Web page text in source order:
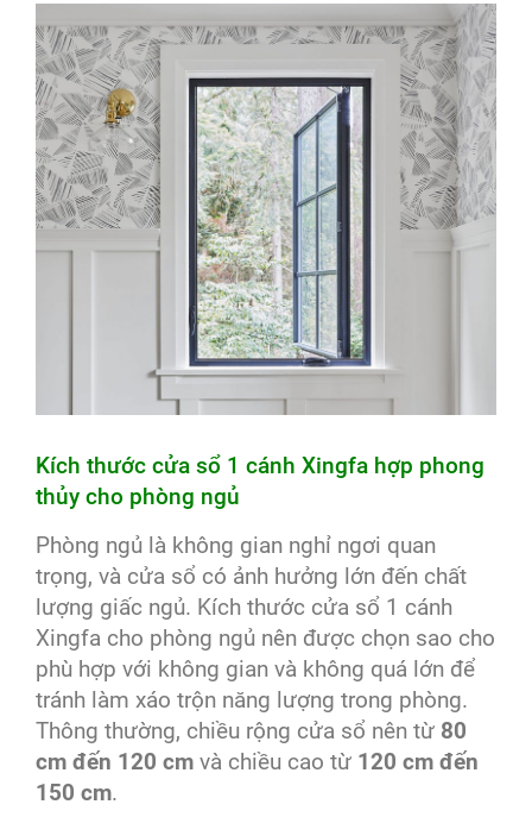
Kích thước cửa sổ 1 cánh Xingfa hợp phong
thủy cho phòng ngủ
Phòng ngủ là không gian nghỉ ngơi quan
trọng, và cửa sổ có ảnh hưởng lớn đến chất
lượng giấc ngủ. Kích thước cửa sổ 1 cánh
Xingfa cho phòng ngủ nên được chọn sao cho
phù hợp với không gian và không quá lớn để
tránh làm xáo trộn năng lượng trong phòng.
Thông thường, chiều rộng cửa sổ nên từ 80
cm đến 120 cm và chiều cao từ 120 cm đến
150 cm.